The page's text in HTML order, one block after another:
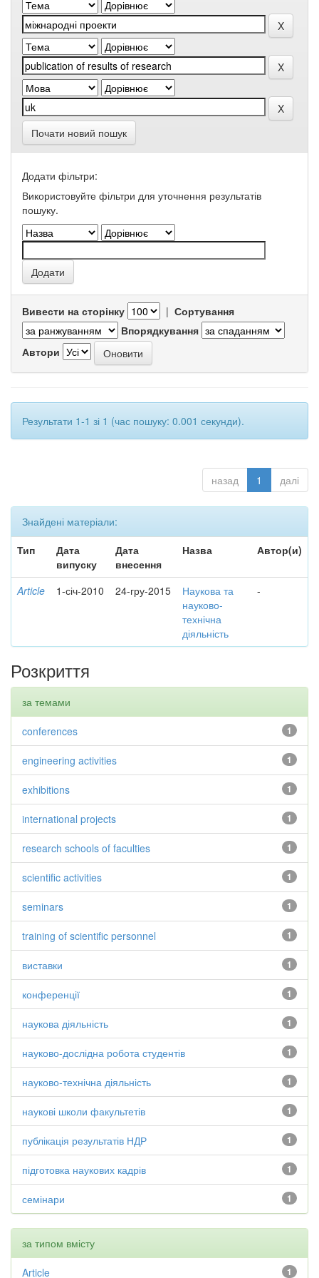
Почати новий пошук
Додати фільтри:
Використовуйте фільтри для уточнення результатів
пошуку.
Вивести на сторінку | Сортування
Впорядкування
Автори
Результати 1-1 зі 1 (час пошуку: 0.001 секунди).
назад 1 далі
Знайдені матеріали:
Тип
Дата
випуску
Дата
внесення
Назва Автор(и)
Article 1-січ-2010 24-гру-2015
Наукова та
науково-
технічна
діяльність
-
Розкриття
за темами
1
conferences
1
engineering activities
1
exhibitions
1
international projects
1
research schools of faculties
1
scientific activities
1
seminars
1
training of scientific personnel
1
виставки
1
конференції
1
наукова діяльність
1
науково-дослідна робота студентів
1
науково-технічна діяльність
1
наукові школи факультетів
1
публікація результатів НДР
1
підготовка наукових кадрів
1
семінари
за типом вмісту
1
Article